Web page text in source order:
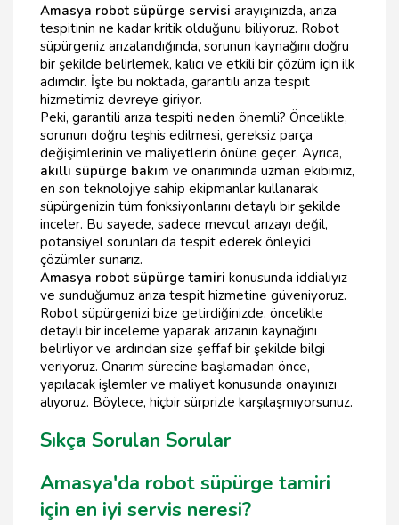
Amasya robot süpürge servisi arayışınızda, arıza
tespitinin ne kadar kritik olduğunu biliyoruz. Robot
süpürgeniz arızalandığında, sorunun kaynağını doğru
bir şekilde belirlemek, kalıcı ve etkili bir çözüm için ilk
adımdır. İşte bu noktada, garantili arıza tespit
hizmetimiz devreye giriyor.
Peki, garantili arıza tespiti neden önemli? Öncelikle,
sorunun doğru teşhis edilmesi, gereksiz parça
değişimlerinin ve maliyetlerin önüne geçer. Ayrıca,
akıllı süpürge bakım ve onarımında uzman ekibimiz,
en son teknolojiye sahip ekipmanlar kullanarak
süpürgenizin tüm fonksiyonlarını detaylı bir şekilde
inceler. Bu sayede, sadece mevcut arızayı değil,
potansiyel sorunları da tespit ederek önleyici
çözümler sunarız.
Amasya robot süpürge tamiri konusunda iddialıyız
ve sunduğumuz arıza tespit hizmetine güveniyoruz.
Robot süpürgenizi bize getirdiğinizde, öncelikle
detaylı bir inceleme yaparak arızanın kaynağını
belirliyor ve ardından size şeffaf bir şekilde bilgi
veriyoruz. Onarım sürecine başlamadan önce,
yapılacak işlemler ve maliyet konusunda onayınızı
alıyoruz. Böylece, hiçbir sürprizle karşılaşmıyorsunuz.
Sıkça Sorulan Sorular
Amasya'da robot süpürge tamiri
için en iyi servis neresi?